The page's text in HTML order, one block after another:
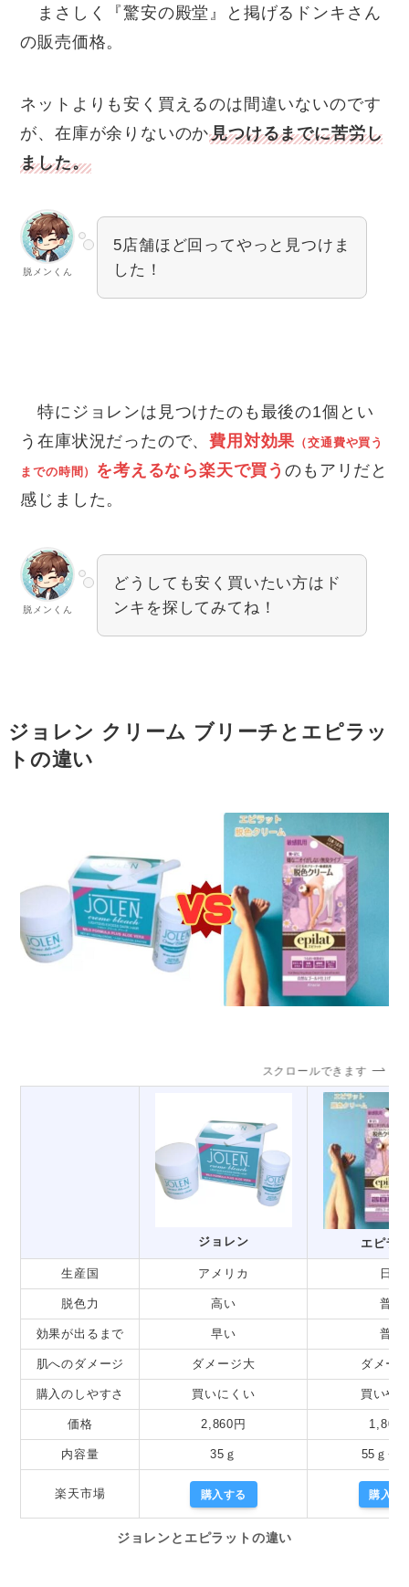
まさしく『驚安の殿堂』と掲げるドンキさん
の販売価格。
ネットよりも安く買えるのは間違いないのです
が、在庫が余りないのか見つけるまでに苦労し
ました。
脱メンくん
5店舗ほど回ってやっと見つけま
した！
特にジョレンは見つけたのも最後の1個とい
う在庫状況だったので、費用対効果 （交通費や買う
までの時間） を考えるなら楽天で買うのもアリだと
感じました。
脱メンくん
どうしても安く買いたい方はド
ンキを探してみてね！
ジョレン クリーム ブリーチとエピラッ
トの違い
スクロールできます
ジョレン エピラ
生産国 アメリカ 日本
脱色力 高い 普通
効果が出るまで 早い 普通
肌へのダメージ ダメージ大 ダメー
購入のしやすさ 買いにくい 買いや
価格 2,860円 1,800
内容量 35ｇ 55ｇ
楽天市場 購入する 購入す
ジョレンとエピラットの違い